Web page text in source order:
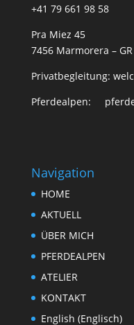
+41 79 661 98 58
Pra Miez 45
7456 Marmorera –
Privatbegleitung:
Pferdealpen:
Navigation
HOME
AKTUELL
ÜBER MICH
PFERDEALPEN
ATELIER
KONTAKT
English (Englisch)